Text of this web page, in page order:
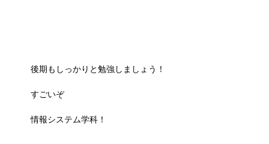
後期もしっかりと勉強しましょう！
すごいぞ
情報システム学科！